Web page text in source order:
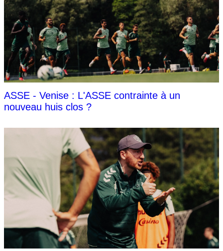
ASSE - Venise : L'ASSE contrainte à un
nouveau huis clos ?